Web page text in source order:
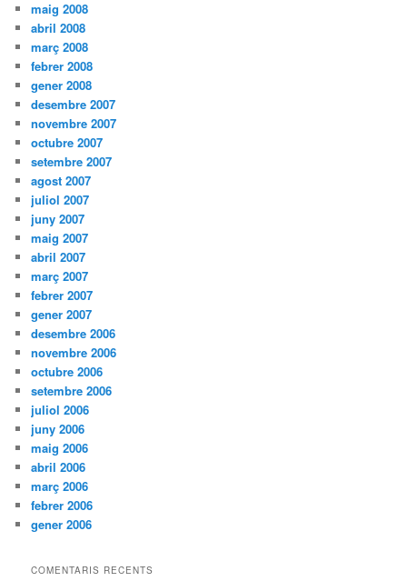
maig 2008
abril 2008
març 2008
febrer 2008
gener 2008
desembre 2007
novembre 2007
octubre 2007
setembre 2007
agost 2007
juliol 2007
juny 2007
maig 2007
abril 2007
març 2007
febrer 2007
gener 2007
desembre 2006
novembre 2006
octubre 2006
setembre 2006
juliol 2006
juny 2006
maig 2006
abril 2006
març 2006
febrer 2006
gener 2006
COMENTARIS RECENTS